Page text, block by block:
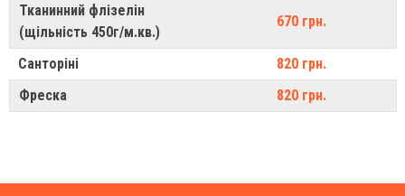
Тканинний флізелін
(щільність 450г/м.кв.)
670 грн.
Санторіні
820 грн.
Фреска
820 грн.